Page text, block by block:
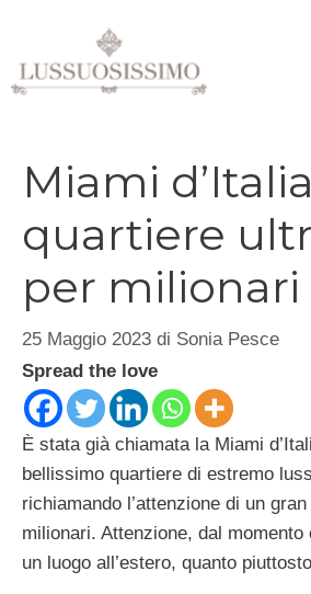
contenuto
Miami
quartiere
per milionari
25 Maggio 2023 di Sonia Pesce
Spread the love
È stata già chiamata la Miami
bellissimo quartiere di estremo
richiamando l’attenzione di un
milionari. Attenzione, dal
un luogo all’estero, quanto